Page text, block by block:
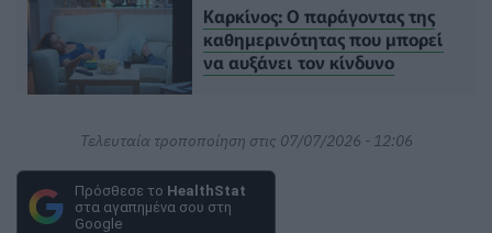
Καρκίνος: Ο παράγοντας της
καθημερινότητας που μπορεί
να αυξάνει τον κίνδυνο
Τελευταία τροποποίηση στις 07/07/2026 - 12:06
Πρόσθεσε το HealthStat
στα αγαπημένα σου στη
Google